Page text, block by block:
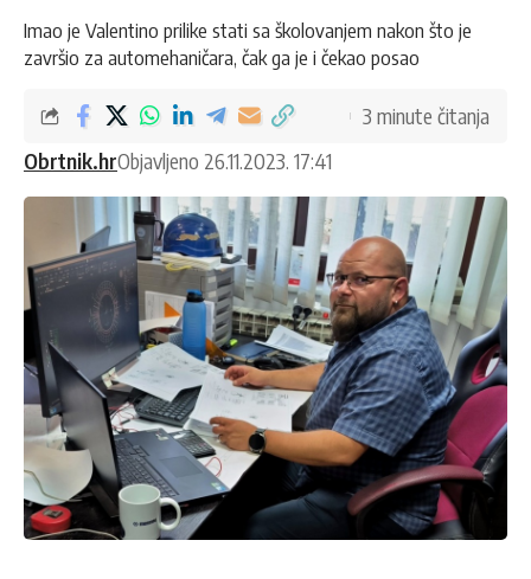
Imao je Valentino prilike stati sa školovanjem nakon što je
završio za automehaničara, čak ga je i čekao posao
Obrtnik.hrObjavljeno 26.11.2023. 17:41
3 minute čitanja